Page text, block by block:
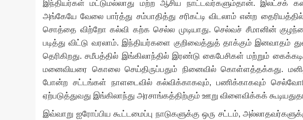
இந்தியர்கள் மட்டுமல்லாது மற்ற ஆசிய நாட்டவர்களும்தான். இலட்சக்
அங்கேயே வேலை பார்த்து சம்பாதித்து சரிகட்டி விடலாம் என்ற
சொத்தை விற்றோ கல்வி கற்க செல்ல முடியாது. செல்வச் சீமானின்
படித்து விட்டு வரலாம். இந்தியர்களை குறிவைத்துத் தாக்கும் இனவாதம்
தெரிகிறது. சமீபத்தில் இங்கிலாந்தில் இரண்டு கைபேசிகள் மற்றும்
மனைவியரை கொலை செய்திருப்பதும் நினைவில் கொள்ளத்தக்கது.
போன்ற சட்டங்கள் நாளடைவில் கல்விக்காகவும், பணிக்காகவும்
ஏற்படுத்துவது இங்கிலாந்து அரசாங்கத்திற்கும் ஊறு விளைவிக்கக்
இவ்வாறு ஐரோப்பிய கூட்டமைப்பு நாடுகளுக்கு ஒரு சட்டம்,